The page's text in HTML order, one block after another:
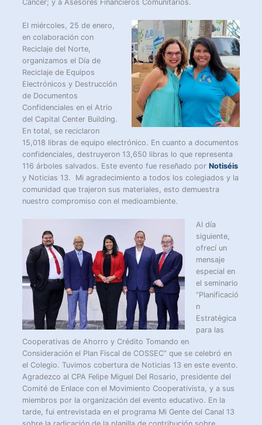
Cancer; y a Asesores Financieros Comunitarios.
El miércoles, 25 de enero,
en colaboración con
Reciclaje del Norte,
organizamos el Día de
Reciclaje de Equipos
Electrónicos y Destrucción
de Documentos
Confidenciales en el Atrio
del Capital Center Building.
En total, se reciclaron
15,018 libras de equipo electrónico. En cuanto a documentos
confidenciales, destruyeron 13,650 libras lo que representa
116 árboles salvados. Este evento fue reseñado porNotiséis
y Noticias 13. Mi agradecimiento a todos los colegiados y la
comunidad que trajeron sus materiales, esto demuestra
nuestro compromiso con el medioambiente.
Al día
siguiente,
ofrecí un
mensaje
especial en
el seminario
“Planificació
n
Estratégica
para las
Cooperativas de Ahorro y Crédito Tomando en
Consideración el Plan Fiscal de COSSEC” que se celebró en
el Colegio. Tuvimos cobertura de Noticias 13 en este evento.
Agradezco al CPA Felipe Miguel Del Rosario, presidente del
Comité de Enlace con el Movimiento Cooperativista, y a sus
miembros por la organización del evento educativo. En la
tarde, fui entrevistada en el programa Mi Gente del Canal 13